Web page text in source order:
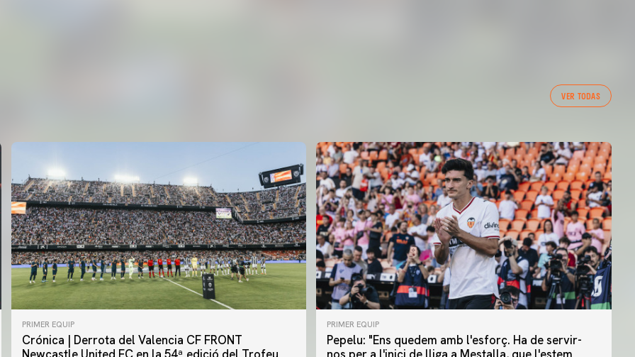
VER TODAS
PRIMER EQUIP
Crónica | Derrota del Valencia CF FRONT
PRIMER EQUIP
Pepelu: "Ens quedem amb l'esforç. Ha de servir-
PRIMER EQUIP